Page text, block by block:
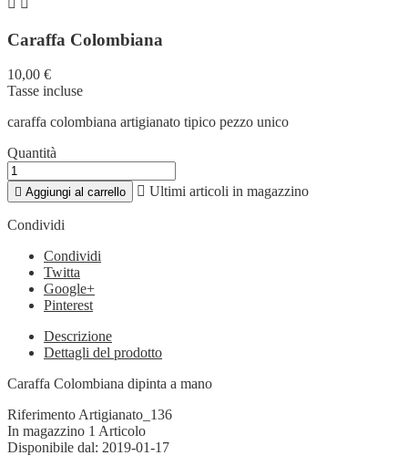
Caraffa Colombiana
10,00 €
Tasse incluse
caraffa colombiana artigianato tipico pezzo unico
Quantità
 Aggiungi al carrello  Ultimi articoli in magazzino
Condividi
Condividi
Twitta
Google+
Pinterest
Descrizione
Dettagli del prodotto
Caraffa Colombiana dipinta a mano
RiferimentoArtigianato_136
In magazzino 1 Articolo
Disponibile dal: 2019-01-17